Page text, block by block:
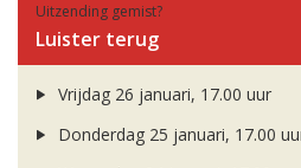
Uitzending gemist?
Luister terug
Vrijdag 26 januari, 17.00 uur
Donderdag 25 januari, 17.00